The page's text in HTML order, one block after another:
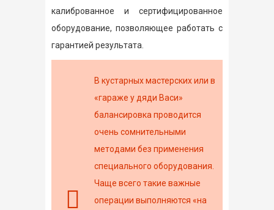
калиброванное и сертифицированное
оборудование, позволяющее работать с
гарантией результата.
В кустарных мастерских или в
«гараже у дяди Васи»
балансировка проводится
очень сомнительными
методами без применения
специального оборудования.
Чаще всего такие важные
операции выполняются «на